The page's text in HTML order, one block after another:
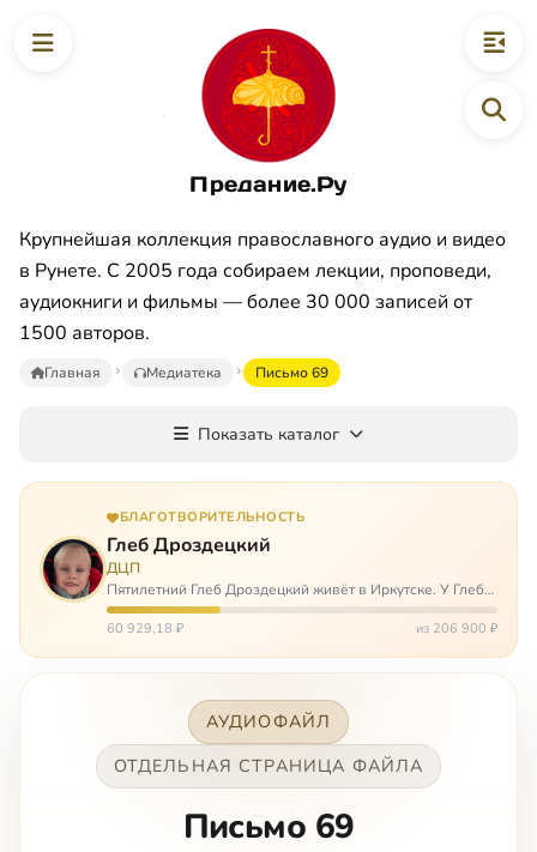
Предание.Ру
Крупнейшая коллекция православного аудио и видео
в Рунете. С 2005 года собираем лекции, проповеди,
аудиокниги и фильмы — более 30 000 записей от
1500 авторов.
Главная Медиатека Письмо 69
Показать каталог
БЛАГОТВОРИТЕЛЬНОСТЬ
Глеб Дроздецкий
ДЦП
Пятилетний Глеб Дроздецкий живёт в Иркутске. У Глеба
ДЦП из-за перенесённого в младенчестве менингита,
но его положение осложняется эпилепсией, с которой
60 929,18 ₽ из 206 900 ₽
АУДИОФАЙЛ
ОТДЕЛЬНАЯ СТРАНИЦА ФАЙЛА
Письмо 69